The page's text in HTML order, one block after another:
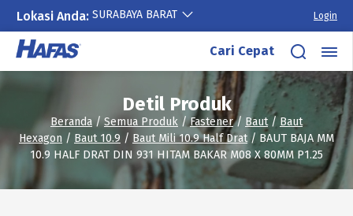
Lokasi Anda: SURABAYA BARAT Login
Lewati
konten
Cari Cepat
Detil Produk
Beranda/ Semua Produk /Fastener/ Baut/ Baut
Hexagon / Baut 10.9 / Baut Mili 10.9 Half Drat/ BAUT BAJA MM
10.9 HALF DRAT DIN 931 HITAM BAKAR M08 X 80MM P1.25